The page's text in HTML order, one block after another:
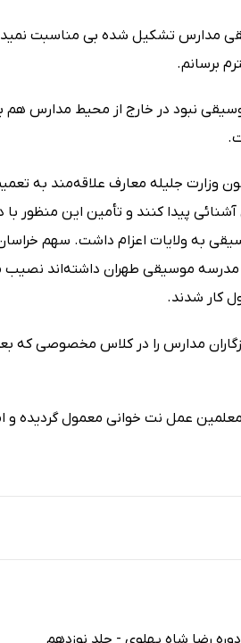
تشکیل شده بی مناسبت
برسانم.
نبود در خارج از محیط مدارس هم
گردیده چون وزارت جلیله معارف علاقه‌مند
پیدا کنند و تأمین این منظور
به ولایات اعزام داشت. سهم خراسان
موسیقی طهران داشته‌اند
کار شدند.
مدارس را در کلاس مخصوصی که
عمل نت خوانی معمول گردیده
رضا شاه پهلوی - جلد نوزدهم